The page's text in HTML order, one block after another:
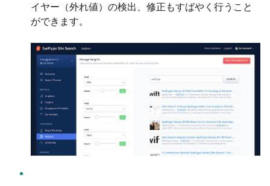
イヤー（外れ値）の検出、修正もすばやく行うこと
ができます。